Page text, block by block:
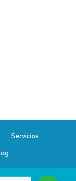
Servicios